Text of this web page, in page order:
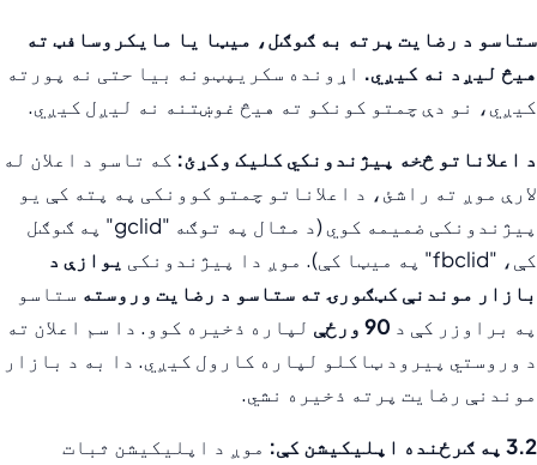
ستاسو د رضایت پرته به ګوګل، میټا یا مایکروسافټ ته
هیڅ لیږد نه کیږي. اړونده سکریپټونه بیا حتی نه پورته
کیږي، نو دې چمتو کونکو ته هیڅ غوښتنه نه لیږل کیږي.
د اعلاناتو څخه پیژندونکي کلیک وکړئ: که تاسو د اعلان له
لارې موږ ته راشئ، د اعلاناتو چمتو کوونکی په پته کې یو
پیژندونکی ضمیمه کوي (د مثال په توګه "gclid" په ګوګل
کې، "fbclid" په میټا کې). موږ دا پیژندونکی
یوازې د
بازار موندنې کټګورۍ ته ستاسو د رضایت وروسته ستاسو
په براوزر کې د 90 ورځې
لپاره ذخیره کوو. دا سم اعلان ته
د وروستي پیرود ټاکلو لپاره کارول کیږي. دا به د بازار
موندنې رضايت پرته ذخیره نشي.
3.2 په ګرځنده اپلیکیشن کې:
موږ د اپلیکیشن ثبات